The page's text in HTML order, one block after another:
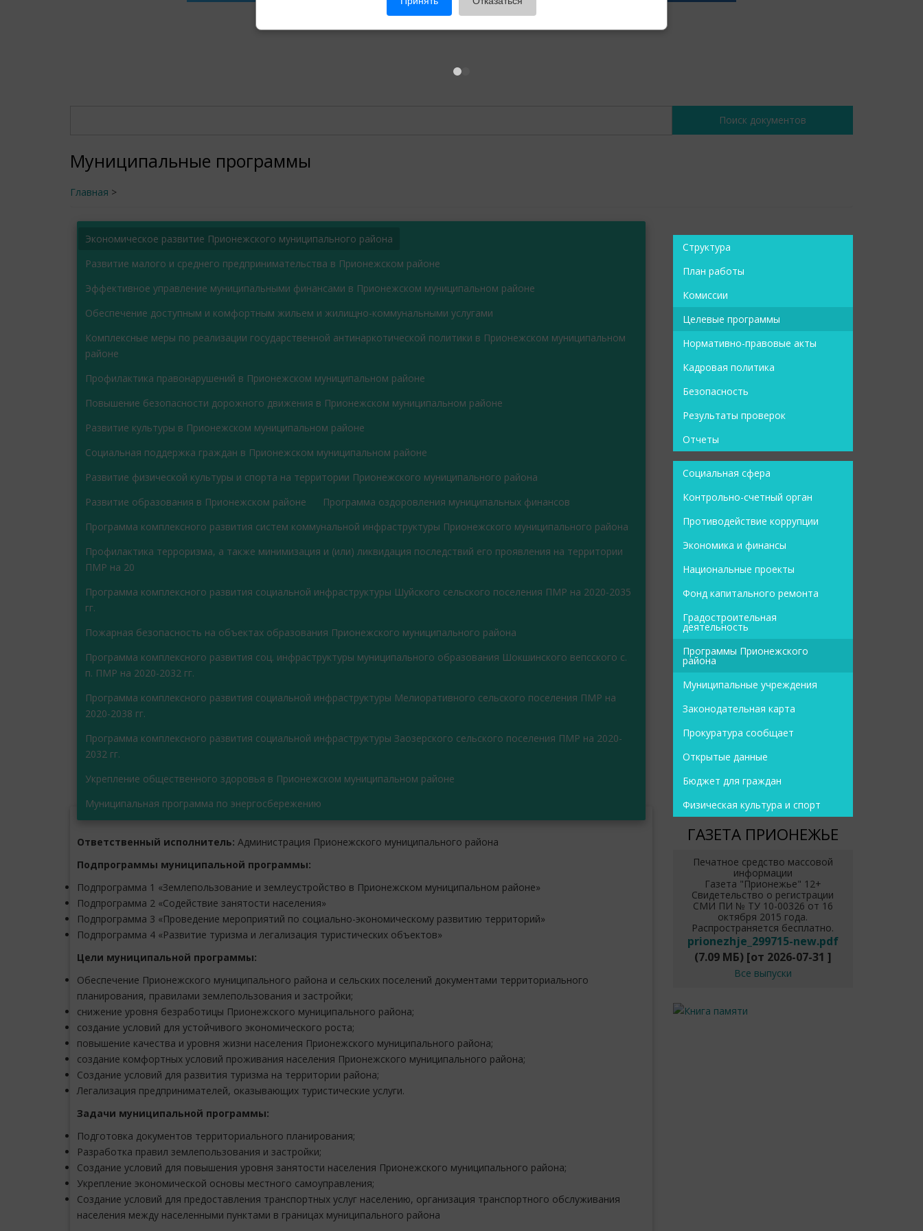
Муниципальные программы
Главная >
Экономическое развитие Прионежского муниципального района
Развитие малого и среднего предпринимательства в Прионежском районе
Эффективное управление муниципальными финансами в Прионежском муниципальном районе
Обеспечение доступным и комфортным жильем и жилищно-коммунальными услугами
Комплексные меры по реализации государственной антинаркотической политики в Прионежском муниципальном
районе
Профилактика правонарушений в Прионежском муниципальном районе
Повышение безопасности дорожного движения в Прионежском муниципальном районе
Развитие культуры в Прионежском муниципальном районе
Социальная поддержка граждан в Прионежском муниципальном районе
Развитие физической культуры и спорта на территории Прионежского муниципального района
Развитие образования в Прионежском районе
Программа оздоровления муниципальных финансов
Программа комплексного развития систем коммунальной инфраструктуры Прионежского муниципального района
Профилактика терроризма, а также минимизация и (или) ликвидация последствий его проявления на территории
ПМР на 20
Программа комплексного развития социальной инфраструктуры Шуйского сельского поселения ПМР на 2020-2035
гг.
Пожарная безопасность на объектах образования Прионежского муниципального района
Программа комплексного развития соц. инфраструктуры муниципального образования Шокшинского вепсского с.
п. ПМР на 2020-2032 гг.
Программа комплексного развития социальной инфраструктуры Мелиоративного сельского поселения ПМР на
2020-2038 гг.
Программа комплексного развития социальной инфраструктуры Заозерского сельского поселения ПМР на 2020-
2032 гг.
Укрепление общественного здоровья в Прионежском муниципальном районе
Муниципальная программа по энергосбережению
Ответственный исполнитель: Администрация Прионежского муниципального района
Подпрограммы муниципальной программы:
Подпрограмма 1 «Землепользование и землеустройство в Прионежском муниципальном районе»
Подпрограмма 2 «Содействие занятости населения»
Подпрограмма 3 «Проведение мероприятий по социально-экономическому развитию территорий»
Подпрограмма 4 «Развитие туризма и легализация туристических объектов»
Цели муниципальной программы:
Обеспечение Прионежского муниципального района и сельских поселений документами территориального
планирования, правилами землепользования и застройки;
снижение уровня безработицы Прионежского муниципального района;
создание условий для устойчивого экономического роста;
повышение качества и уровня жизни населения Прионежского муниципального района;
создание комфортных условий проживания населения Прионежского муниципального района;
Создание условий для развития туризма на территории района;
Легализация предпринимателей, оказывающих туристические услуги.
Задачи муниципальной программы:
Подготовка документов территориального планирования;
Разработка правил землепользования и застройки;
Создание условий для повышения уровня занятости населения Прионежского муниципального района;
Укрепление экономической основы местного самоуправления;
Создание условий для предоставления транспортных услуг населению, организация транспортного обслуживания
населения между населенными пунктами в границах муниципального района
Структура
План работы
Комиссии
Целевые программы
Нормативно-правовые акты
Кадровая политика
Безопасность
Результаты проверок
Отчеты
Социальная сфера
Контрольно-счетный орган
Противодействие коррупции
Экономика и финансы
Национальные проекты
Фонд капитального ремонта
Градостроительная
деятельность
Программы Прионежского
района
Муниципальные учреждения
Законодательная карта
Прокуратура сообщает
Открытые данные
Бюджет для граждан
Физическая культура и спорт
ГАЗЕТА ПРИОНЕЖЬЕ
Печатное средство массовой
информации
Газета "Прионежье" 12+
Свидетельство о регистрации
СМИ ПИ № ТУ 10-00326 от 16
октября 2015 года.
Распространяется бесплатно.
prionezhje_299715-new.pdf
(7.09 МБ)[от 2026-07-31 ]
Все выпуски